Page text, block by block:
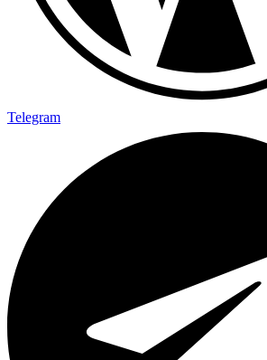
Telegram